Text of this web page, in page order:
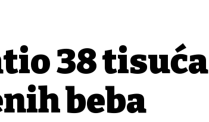
38 tisuća
beba